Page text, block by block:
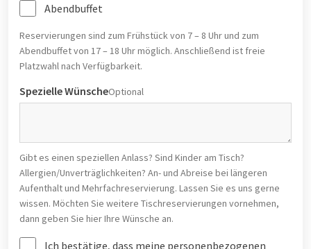
Abendbuffet
Reservierungen sind zum Frühstück von 7 – 8 Uhr und zum
Abendbuffet von 17 – 18 Uhr möglich. Anschließend ist freie
Platzwahl nach Verfügbarkeit.
Spezielle WünscheOptional
Gibt es einen speziellen Anlass? Sind Kinder am Tisch?
Allergien/Unverträglichkeiten? An- und Abreise bei längeren
Aufenthalt und Mehrfachreservierung. Lassen Sie es uns gerne
wissen. Möchten Sie weitere Tischreservierungen vornehmen,
dann geben Sie hier Ihre Wünsche an.
Ich bestätige, dass meine personenbezogenen